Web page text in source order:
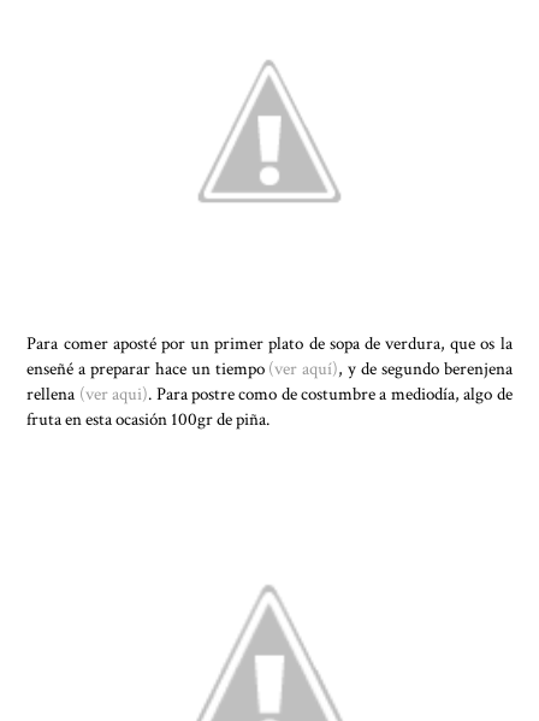
Para comer aposté por un primer plato de sopa de verdura, que os la
enseñé a preparar hace un tiempo (ver aquí), y de segundo berenjena
rellena (ver aqui). Para postre como de costumbre a mediodía, algo de
fruta en esta ocasión 100gr de piña.